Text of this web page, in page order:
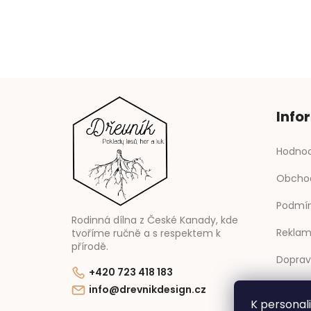
K
Rodinná dílna z České Kanady, kde
tvoříme ručně a s respektem k
přírodě.
+420 723 418 183
info@drevnikdesign.cz